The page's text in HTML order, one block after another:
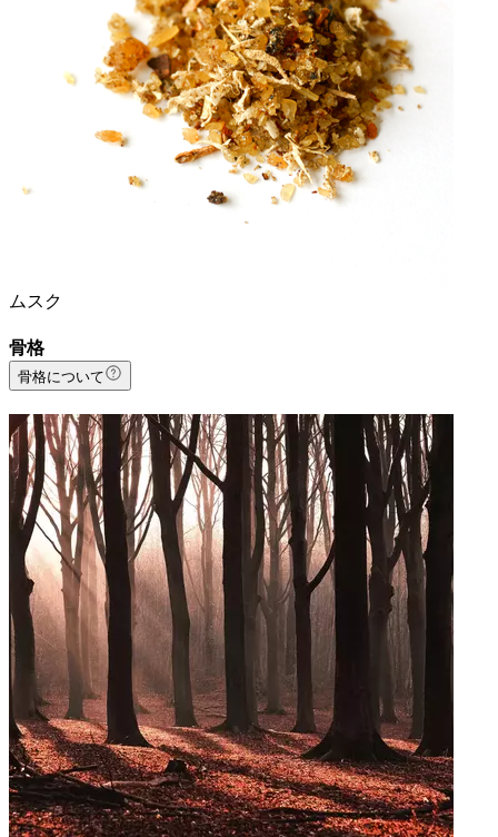
ムスク
骨格
骨格について